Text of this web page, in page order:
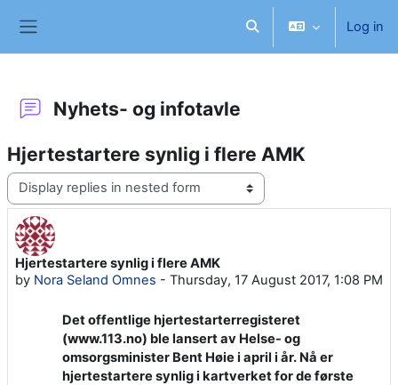
Toggle search inputLog in
Nyhets- og infotavle
Hjertestartere synlig i flere AMK
Display mode
Hjertestartere synlig i flere AMK
by Nora Seland Omnes - Thursday, 17 August 2017, 1:08 PM
Number of replies: 0
Det offentlige hjertestarterregisteret
(www.113.no) ble lansert av Helse- og
omsorgsminister Bent Høie i april i år. Nå er
hjertestartere synlig i kartverket for de første